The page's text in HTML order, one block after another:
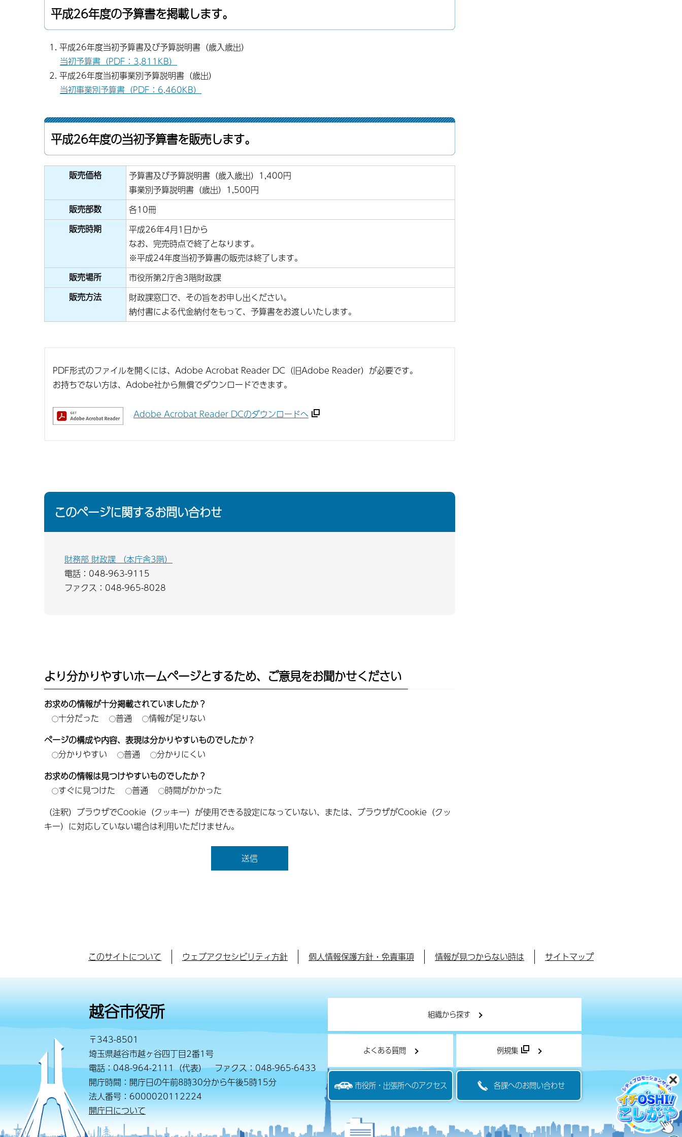
平成26年度の予算書を掲載します。
平成26年度当初予算書及び予算説明書（歳入歳出）
当初予算書（PDF：3,811KB）
平成26年度当初事業別予算説明書（歳出）
当初事業別予算書（PDF：6,460KB）
平成26年度の当初予算書を販売します。
販売価格
予算書及び予算説明書（歳入歳出）1,400円
事業別予算説明書（歳出）1,500円
販売部数
各10冊
販売時期
平成26年4月1日から
なお、完売時点で終了となります。
※平成24年度当初予算書の販売は終了します。
販売場所
市役所第2庁舎3階財政課
販売方法
財政課窓口で、その旨をお申し出ください。
納付書による代金納付をもって、予算書をお渡しいたします。
PDF形式のファイルを開くには、Adobe Acrobat Reader DC（旧Adobe Reader）が必要です。
お持ちでない方は、Adobe社から無償でダウンロードできます。
Adobe Acrobat Reader DCのダウンロードへ
このページに関するお問い合わせ
財務部 財政課 （本庁舎3階）
電話：048-963-9115
ファクス：048-965-8028
より分かりやすいホームページとするため、ご意見をお聞かせください
お求めの情報が十分掲載されていましたか？
十分だった
普通
情報が足りない
ページの構成や内容、表現は分かりやすいものでしたか？
分かりやすい
普通
分かりにくい
お求めの情報は見つけやすいものでしたか？
すぐに見つけた
普通
時間がかかった
（注釈）ブラウザでCookie（クッキー）が使用できる設定になっていない、または、ブラウザがCookie（クッ
キー）に対応していない場合は利用いただけません。
このサイトについて ウェブアクセシビリティ方針 個人情報保護方針・免責事項 情報が見つからない時は サイトマップ
越谷市役所
〒343-8501
埼玉県越谷市越ヶ谷四丁目2番1号
電話：048-964-2111（代表） ファクス：048-965-6433
開庁時間：開庁日の午前8時30分から午後5時15分
法人番号：6000020112224
開庁日について
組織から探す
よくある質問 例規集
市役所・出張所へのアクセス 各課へのお問い合わせ